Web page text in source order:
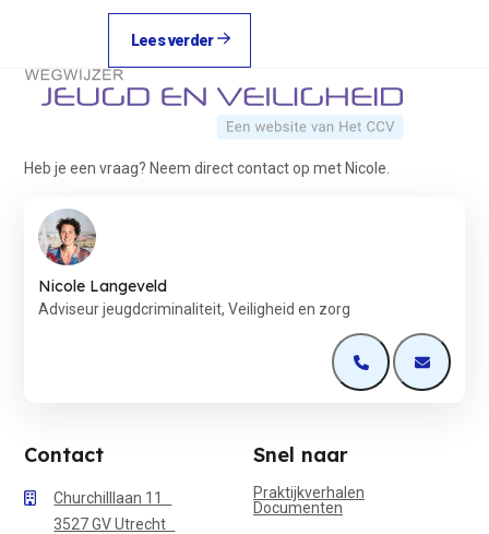
Lees verder
Terug naar de startpagina
Heb je een vraag? Neem direct contact op met Nicole.
Nicole Langeveld
Adviseur jeugdcriminaliteit, Veiligheid en zorg
Open deOpen de
Contact
Churchilllaan 11
3527 GV Utrecht
Snel naar
Praktijkverhalen
Documenten